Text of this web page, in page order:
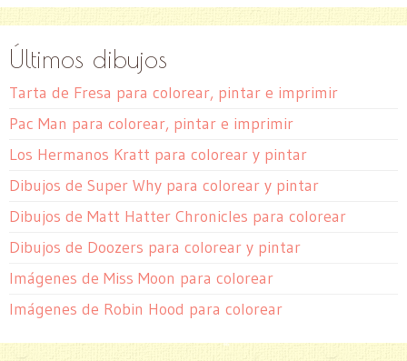
Últimos dibujos
Tarta de Fresa para colorear, pintar e imprimir
Pac Man para colorear, pintar e imprimir
Los Hermanos Kratt para colorear y pintar
Dibujos de Super Why para colorear y pintar
Dibujos de Matt Hatter Chronicles para colorear
Dibujos de Doozers para colorear y pintar
Imágenes de Miss Moon para colorear
Imágenes de Robin Hood para colorear